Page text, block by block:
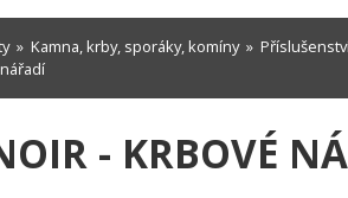
» Kamna, krby, sporáky, komíny»
- KRBOVÉ